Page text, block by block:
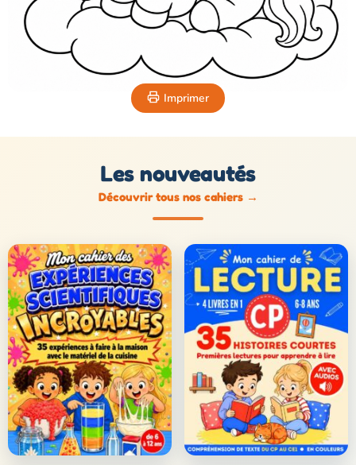
Imprimer
Les nouveautés
Découvrir tous nos cahiers →